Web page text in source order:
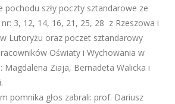
pochodu szły poczty sztandarowe ze
3, 12, 14, 16, 21, 25, 28 z Rzeszowa i
Lutoryżu oraz poczet sztandarowy
Oświaty i Wychowania w
Magdalena Ziaja, Bernadeta Walicka i
pomnika głos zabrali: prof. Dariusz